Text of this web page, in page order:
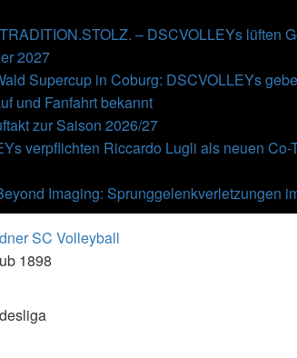
– DSCVOLLEYs lüften
2027
Supercup in Coburg: DSCVOLLEYs
und Fanfahrt bekannt
zur Saison 2026/27
verpflichten Riccardo Lugli als neuen Co-
Imaging: Sprunggelenkverletzungen
1898